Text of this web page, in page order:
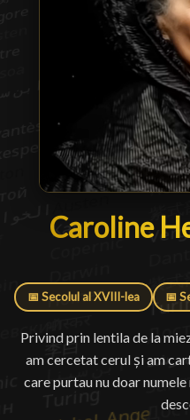
Caroline
Caroline
📅 Secolul al XVIII-lea 📅
Privind prin lentila de la
am cercetat cerul și am
care purtau nu doar